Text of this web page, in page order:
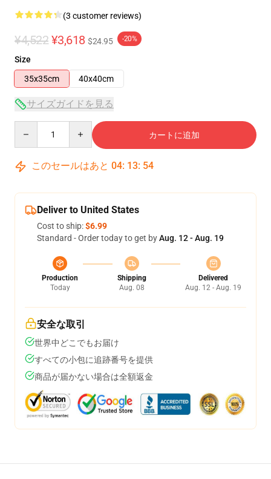
(3 customer reviews)
¥4,522 ¥3,618 $24.95 -20%
Size
35x35cm
40x40cm
サイズガイドを見る
カートに追加
このセールはあと 04: 13: 54
Deliver to United States
Cost to ship:$6.99
Standard - Order today to get byAug. 12 - Aug. 19
Production
Today
Shipping
Aug. 08
Delivered
Aug. 12 - Aug. 19
安全な取引
世界中どこでもお届け
すべての小包に追跡番号を提供
商品が届かない場合は全額返金